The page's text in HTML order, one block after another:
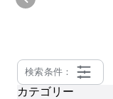
検索条件：
カテゴリー